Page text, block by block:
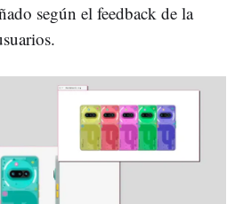
según el feedback de la